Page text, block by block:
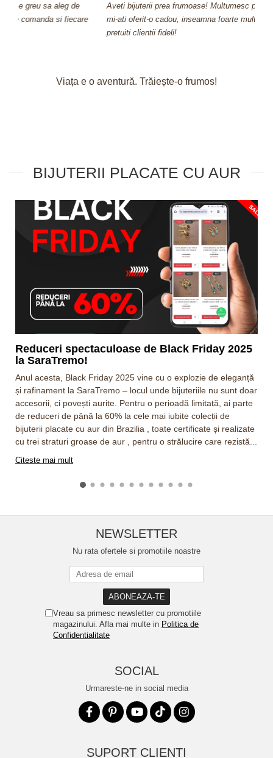
Aveti bijuterii prea frumoase! Multumesc pentru bijuteria pe care
mi-ati oferit-o cadou, inseamna foarte mult pt mine ca stiti sa va
Viața e o aventură. Trăiește-o frumos!
BIJUTERII PLACATE CU AUR
Reduceri spectaculoase de Black Friday 2025
la SaraTremo!
Anul acesta, Black Friday 2025 vine cu o explozie de eleganță
și rafinament la SaraTremo – locul unde bijuteriile nu sunt doar
accesorii, ci povești aurite. Pentru o perioadă limitată, ai parte
de reduceri de până la 60% la cele mai iubite colecții de
bijuterii placate cu aur din Brazilia , toate certificate și realizate
cu trei straturi groase de aur , pentru o strălucire care rezistă...
Citeste mai mult
NEWSLETTER
Nu rata ofertele si promotiile noastre
Vreau sa primesc newsletter cu promotiile
magazinului. Afla mai multe in Politica de
Confidentialitate
SOCIAL
Urmareste-ne in social media
SUPORT CLIENTI